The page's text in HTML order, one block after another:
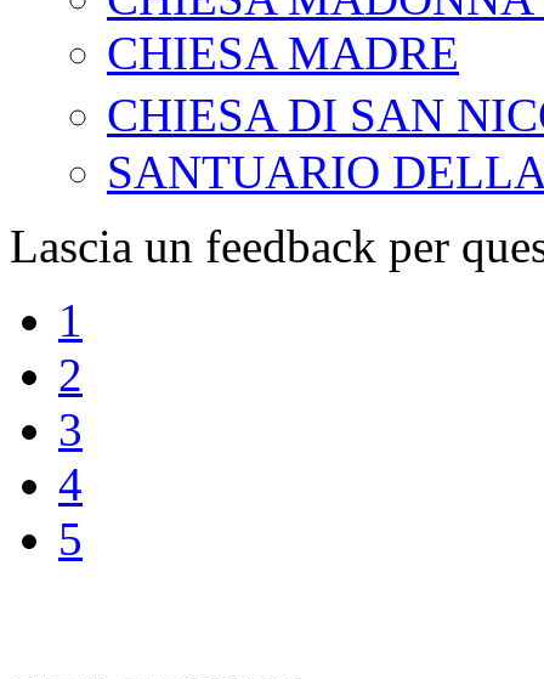
CHIESA MADRE
CHIESA DI SAN
SANTUARIO
Lascia un feedback per
1
2
3
4
5